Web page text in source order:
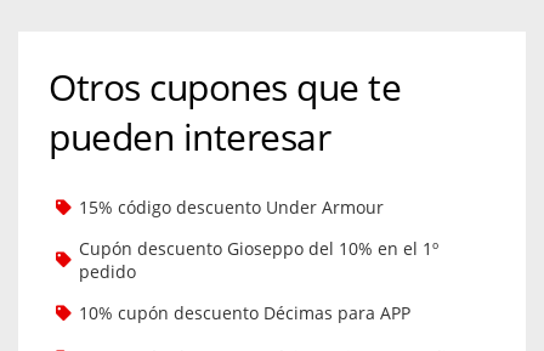
Otros cupones que te
pueden interesar
15% código descuento Under Armour
Cupón descuento Gioseppo del 10% en el 1º
pedido
10% cupón descuento Décimas para APP